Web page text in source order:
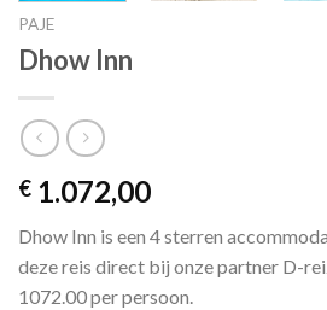
PAJE
Dhow Inn
€ 1.072,00
Dhow Inn is een 4 sterren
deze reis direct bij onze partner D-
1072.00 per persoon.